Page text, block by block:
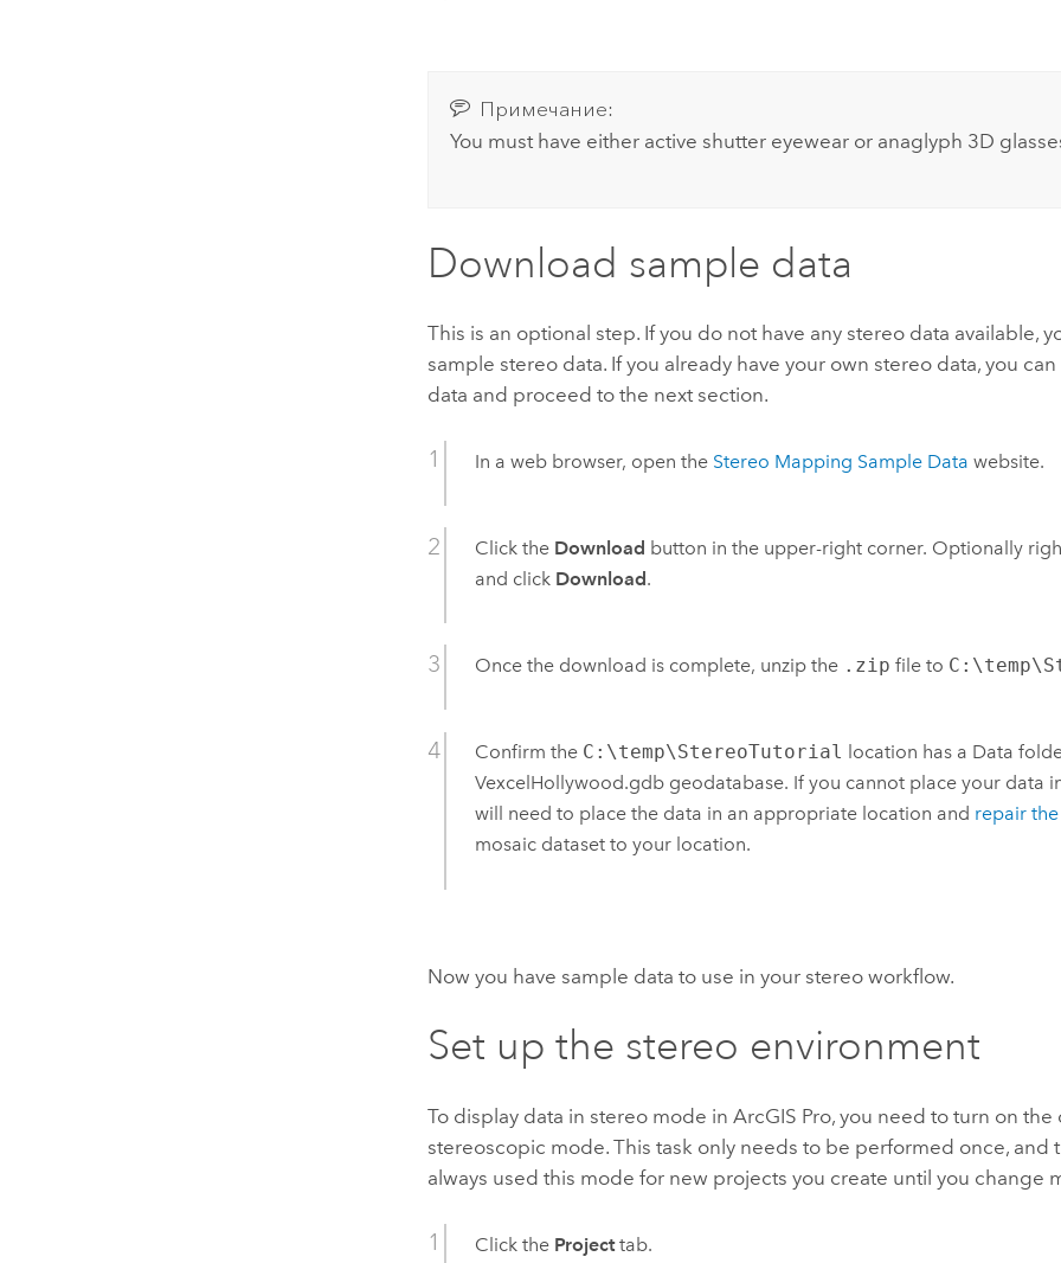
Примечание:
You must have either active shutter eyewear or anaglyph 3D
Download sample data
This is an optional step. If you do not have any stereo data available,
sample stereo data. If you already have your own stereo data, you
data and proceed to the next section.
In a web browser, open the Stereo Mapping Sample Data website.
Click the Download button in the upper-right corner. Optionally
and click Download.
Once the download is complete, unzip the .zip file to
Confirm the C:\temp\StereoTutorial location has a Data
VexcelHollywood.gdb geodatabase. If you cannot place your data
will need to place the data in an appropriate location and repair
mosaic dataset to your location.
Now you have sample data to use in your stereo workflow.
Set up the stereo environment
To display data in stereo mode inArcGIS Pro, you need to turn on the
stereoscopic mode. This task only needs to be performed once, and
always used this mode for new projects you create until you change
Click the Projecttab.